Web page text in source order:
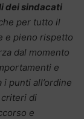
dei sindacati
per tutto il
e pieno rispetto
dal momento
e
punti all’ordine
criteri di
e